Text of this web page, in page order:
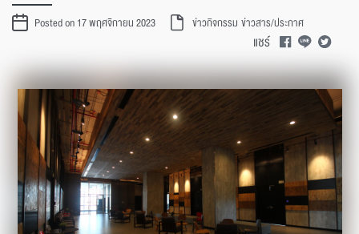
Posted on 17 พฤศจิกายน 2023 ข่าวกิจกรรม ข่าวสาร/ประกาศ
แชร์